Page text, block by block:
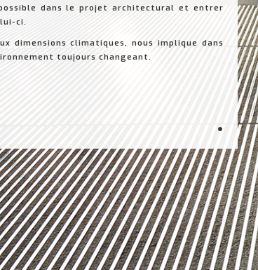
dans le projet architectural et entrer
ci.
dimensions climatiques, nous implique dans
toujours changeant.